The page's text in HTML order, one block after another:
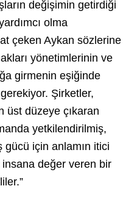
değişimin getirdiği
olma
çeken Aykan sözlerine
yönetimlerinin ve
girmenin eşiğinde
Şirketler,
üst düzeye çıkaran
yetkilendirilmiş,
gücü için anlamın itici
değer veren bir